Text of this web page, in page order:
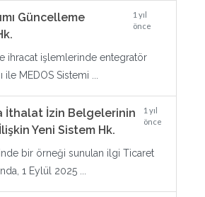
Güncelleme
1 yıl
önce
ihracat işlemlerinde entegratör
ile MEDOS Sistemi ...
İthalat İzin Belgelerinin
Yeni Sistem Hk.
1 yıl
önce
bir örneği sunulan ilgi Ticaret
1 Eylül 2025 ...